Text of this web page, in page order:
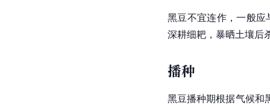
黑豆不宜连作，一般应
深耕细耙，暴晒土壤后
播种
黑豆播种期根据气候和